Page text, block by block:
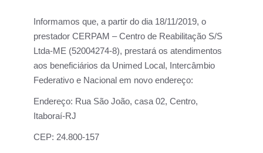
Informamos que, a partir do dia 18/11/2019, o
prestador CERPAM – Centro de Reabilitação S/S
Ltda-ME (52004274-8), prestará os atendimentos
aos beneficiários da Unimed Local, Intercâmbio
Federativo e Nacional em novo endereço:
Endereço: Rua São João, casa 02, Centro,
Itaboraí-RJ
CEP: 24.800-157